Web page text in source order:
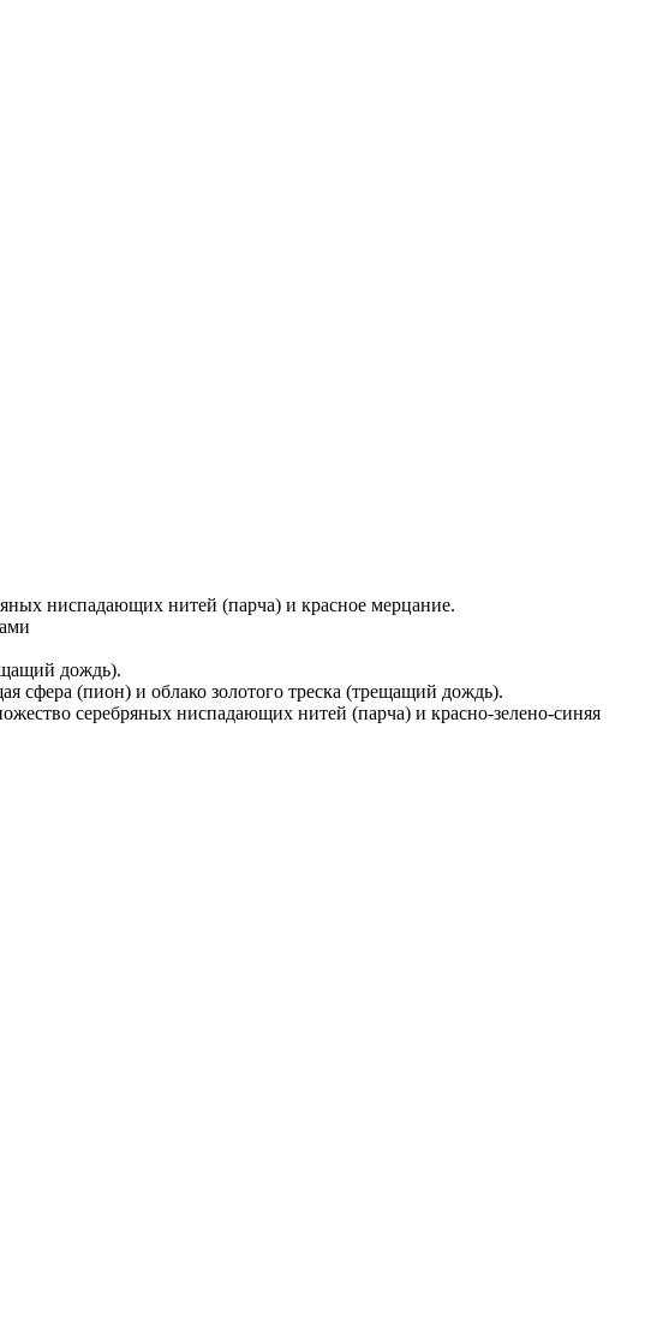
ниспадающих нитей (парча) и красное мерцание.
дождь).
сфера (пион) и облако золотого треска (трещащий дождь).
серебряных ниспадающих нитей (парча) и красно-зелено-синяя